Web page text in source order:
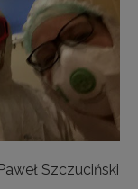
Szczuciński